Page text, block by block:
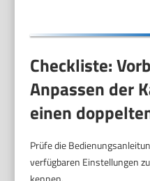
Checkliste:
Anpassen der
einen
Prüfe die
verfügbaren Einstellungen